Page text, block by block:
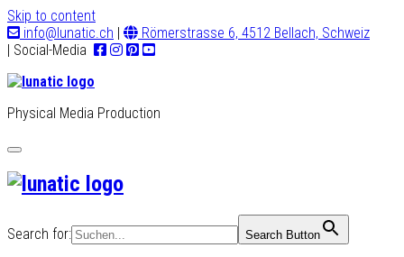
Skip to content
info@lunatic.ch |
Römerstrasse 6, 4512 Bellach, Schweiz
| Social-Media
Physical Media Production
Toggle
navigation
Search for: Search Button